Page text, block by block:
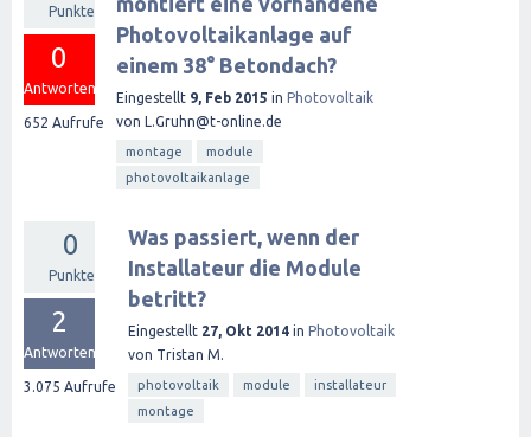
Punkte
0
Antworten
652 Aufrufe
Photovoltaikanlage auf
einem 38° Betondach?
Eingestellt 9, Feb 2015 in Photovoltaik
von L.Gruhn@t-online.de
montage
module
photovoltaikanlage
0
Punkte
2
Antworten
3.075 Aufrufe
Was passiert, wenn der
Installateur die Module
betritt?
Eingestellt 27, Okt 2014 in Photovoltaik
von Tristan M.
photovoltaik module
installateur
montage